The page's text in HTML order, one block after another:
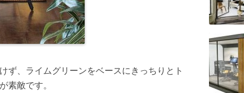
ず、ライムグリーンをベースにきっちりとト
素敵です。